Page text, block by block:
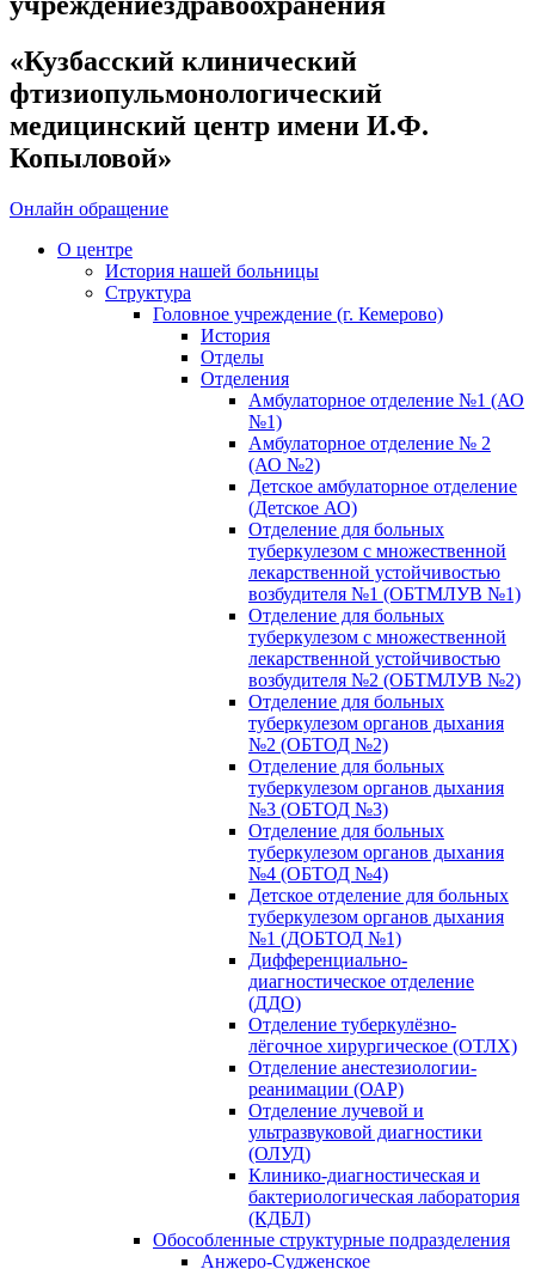
«Кузбасский клинический
фтизиопульмонологический
медицинский центр имени И.Ф.
Копыловой»
Онлайн обращение
О центре
История нашей больницы
Структура
Головное учреждение (г. Кемерово)
История
Отделы
Отделения
Амбулаторное отделение №1 (АО
№1)
Амбулаторное отделение № 2
(АО №2)
Детское амбулаторное отделение
(Детское АО)
Отделение для больных
туберкулезом с множественной
лекарственной устойчивостью
возбудителя №1 (ОБТМЛУВ №1)
Отделение для больных
туберкулезом с множественной
лекарственной устойчивостью
возбудителя №2 (ОБТМЛУВ №2)
Отделение для больных
туберкулезом органов дыхания
№2 (ОБТОД №2)
Отделение для больных
туберкулезом органов дыхания
№3 (ОБТОД №3)
Отделение для больных
туберкулезом органов дыхания
№4 (ОБТОД №4)
Детское отделение для больных
туберкулезом органов дыхания
№1 (ДОБТОД №1)
Дифференциально-
диагностическое отделение
(ДДО)
Отделение туберкулёзно-
лёгочное хирургическое (ОТЛХ)
Отделение анестезиологии-
реанимации (ОАР)
Отделение лучевой и
ультразвуковой диагностики
(ОЛУД)
Клинико-диагностическая и
бактериологическая лаборатория
(КДБЛ)
Обособленные структурные подразделения
Анжеро-Судженское